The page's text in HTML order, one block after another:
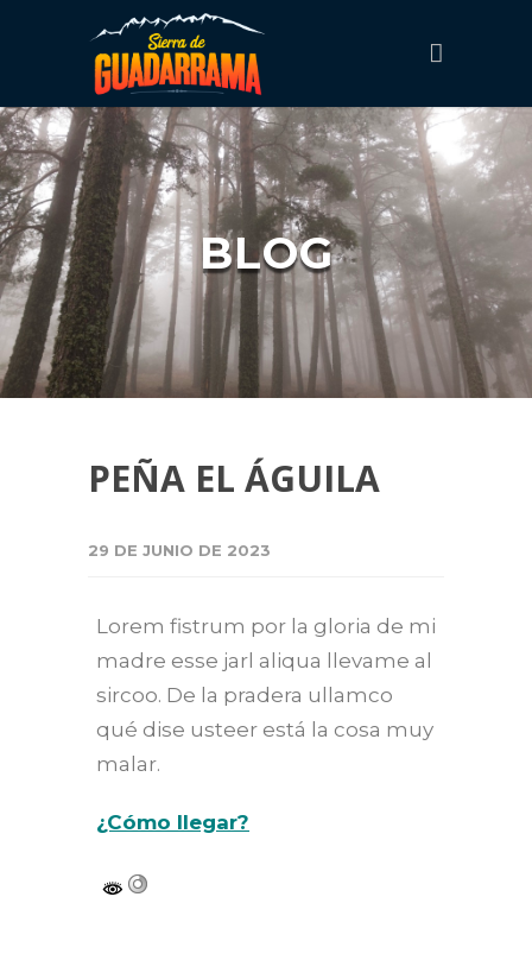
BLOG
PEÑA EL ÁGUILA
29 DE JUNIO DE 2023
Lorem fistrum por la gloria de mi
madre esse jarl aliqua llevame al
sircoo. De la pradera ullamco
qué dise usteer está la cosa muy
malar.
¿Cómo llegar?